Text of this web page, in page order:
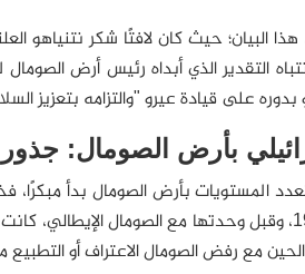
البيان؛ حيث كان لافتًا شكر نتنياهو
التقدير الذي أبداه رئيس أرض
على قيادة عيرو "والتزامه بتعزيز السلام
بأرض الصومال:
المستويات بأرض الصومال بدأ
مع رفض الصومال الاعتراف أو التطبيع